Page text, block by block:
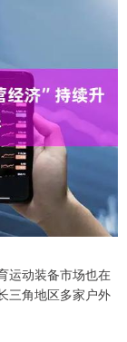
动装备市场也在
三角地区多家户外